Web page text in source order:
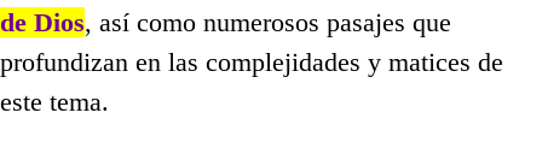
de Dios, así como numerosos pasajes que
profundizan en las complejidades y matices de
este tema.